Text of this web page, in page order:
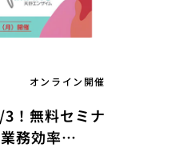
オンライン開催
3！無料セミナ
務効率